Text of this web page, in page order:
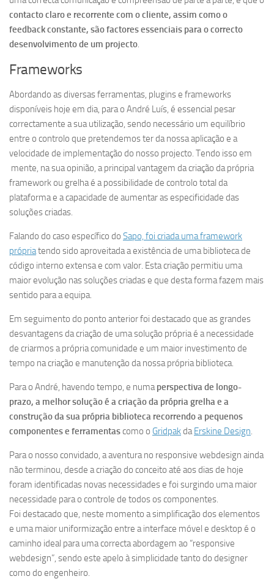
contacto claro e recorrente com o cliente, assim como o
feedback constante, são factores essenciais para o correcto
desenvolvimento de um projecto.
Frameworks
Abordando as diversas ferramentas, plugins e frameworks
disponíveis hoje em dia, para o André Luís, é essencial pesar
correctamente a sua utilização, sendo necessário um equilíbrio
entre o controlo que pretendemos ter da nossa aplicação e a
velocidade de implementação do nosso projecto. Tendo isso em
mente, na sua opinião, a principal vantagem da criação da própria
framework ou grelha é a possibilidade de controlo total da
plataforma e a capacidade de aumentar as especificidade das
soluções criadas.
Falando do caso específico do Sapo, foi criada uma framework
própriatendo sido aproveitada a existência de uma biblioteca de
código interno extensa e com valor. Esta criação permitiu uma
maior evolução nas soluções criadas e que desta forma fazem mais
sentido para a equipa.
Em seguimento do ponto anterior foi destacado que as grandes
desvantagens da criação de uma solução própria é a necessidade
de criarmos a própria comunidade e um maior investimento de
tempo na criação e manutenção da nossa própria biblioteca.
Para o André, havendo tempo, e numaperspectiva de longo-
prazo, a melhor solução é a criação da própria grelha e a
construção da sua própria biblioteca recorrendo a pequenos
componentes e ferramentascomo o GridpakdaErskine Design.
Para o nosso convidado, a aventura no responsive webdesign ainda
não terminou, desde a criação do conceito até aos dias de hoje
foram identificadas novas necessidades e foi surgindo uma maior
necessidade para o controle de todos os componentes.
Foi destacado que, neste momento a simplificação dos elementos
e uma maior uniformização entre a interface móvel e desktop é o
caminho ideal para uma correcta abordagem ao “responsive
webdesign”, sendo este apelo à simplicidade tanto do designer
como do engenheiro.